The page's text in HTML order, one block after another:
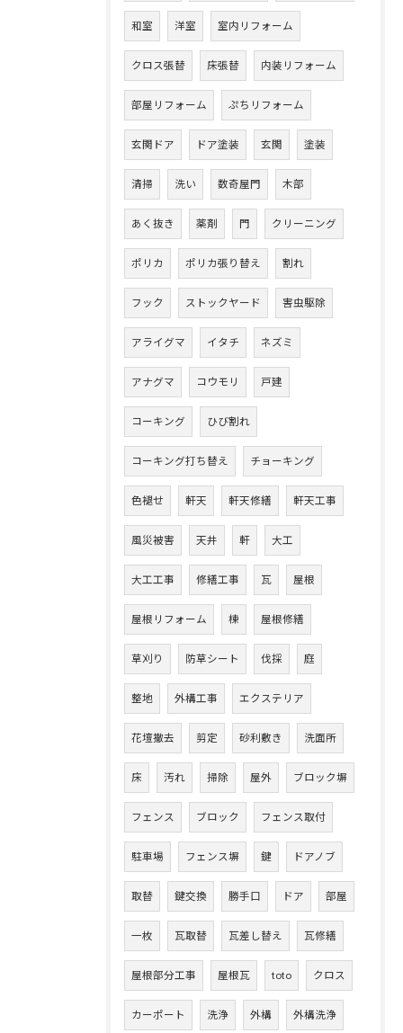
和室 洋室 室内リフォーム
クロス張替 床張替 内装リフォーム
部屋リフォーム ぷちリフォーム
玄関ドア ドア塗装 玄関 塗装
清掃 洗い 数奇屋門 木部
あく抜き 薬剤 門 クリーニング
ポリカ ポリカ張り替え 割れ
フック ストックヤード 害虫駆除
アライグマ イタチ ネズミ
アナグマ コウモリ 戸建
コーキング ひび割れ
コーキング打ち替え チョーキング
色褪せ 軒天 軒天修繕 軒天工事
風災被害 天井 軒 大工
大工工事 修繕工事 瓦 屋根
屋根リフォーム 棟 屋根修繕
草刈り 防草シート 伐採 庭
整地 外構工事 エクステリア
花壇撤去 剪定 砂利敷き 洗面所
床 汚れ 掃除 屋外 ブロック塀
フェンス ブロック フェンス取付
駐車場 フェンス塀 鍵 ドアノブ
取替 鍵交換 勝手口 ドア 部屋
一枚 瓦取替 瓦差し替え 瓦修繕
屋根部分工事 屋根瓦 toto クロス
カーポート 洗浄 外構 外構洗浄